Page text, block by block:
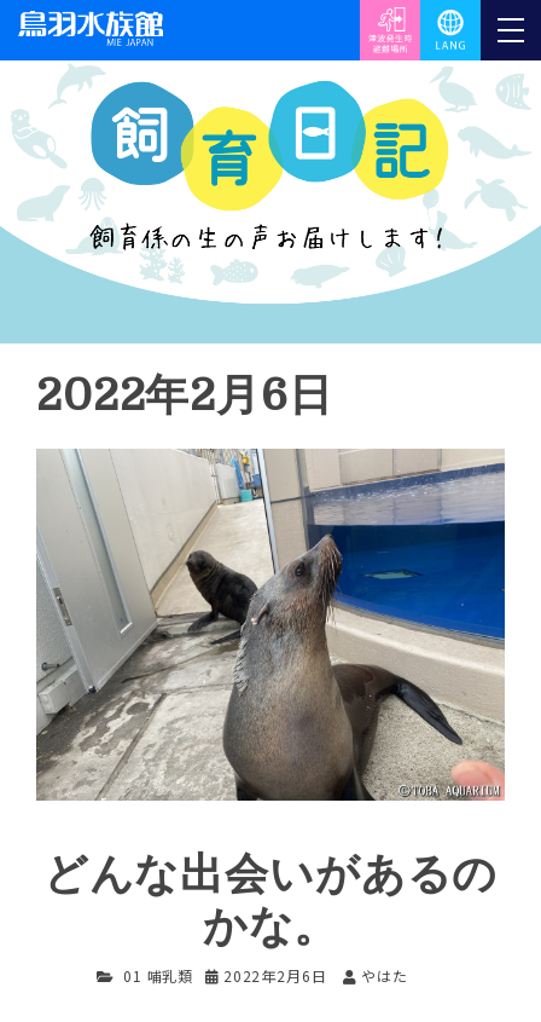
2022年2月6日
どんな出会いがあるの
かな。
01 哺乳類 2022年2月6日 やはた